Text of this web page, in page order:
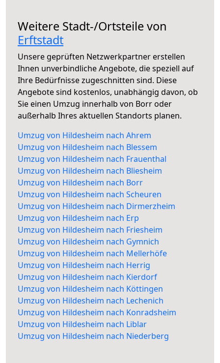
Weitere Stadt-/Ortsteile von
Erftstadt
Unsere geprüften Netzwerkpartner erstellen
Ihnen unverbindliche Angebote, die speziell auf
Ihre Bedürfnisse zugeschnitten sind. Diese
Angebote sind kostenlos, unabhängig davon, ob
Sie einen Umzug innerhalb von Borr oder
außerhalb Ihres aktuellen Standorts planen.
Umzug von Hildesheim nach Ahrem
Umzug von Hildesheim nach Blessem
Umzug von Hildesheim nach Frauenthal
Umzug von Hildesheim nach Bliesheim
Umzug von Hildesheim nach Borr
Umzug von Hildesheim nach Scheuren
Umzug von Hildesheim nach Dirmerzheim
Umzug von Hildesheim nach Erp
Umzug von Hildesheim nach Friesheim
Umzug von Hildesheim nach Gymnich
Umzug von Hildesheim nach Mellerhöfe
Umzug von Hildesheim nach Herrig
Umzug von Hildesheim nach Kierdorf
Umzug von Hildesheim nach Köttingen
Umzug von Hildesheim nach Lechenich
Umzug von Hildesheim nach Konradsheim
Umzug von Hildesheim nach Liblar
Umzug von Hildesheim nach Niederberg